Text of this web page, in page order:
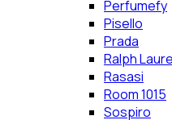
Perfumefy
Pisello
Prada
Ralph
Rasasi
Room 1015
Sospiro